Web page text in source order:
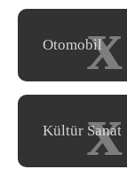
x
Otomobil
x
Kültür Sanat